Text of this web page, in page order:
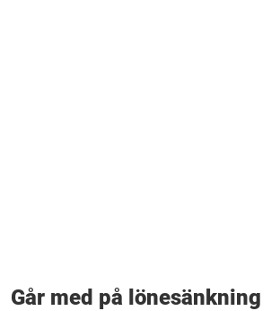
Går med på lönesänkning